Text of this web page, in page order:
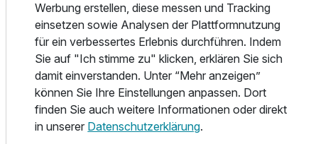
Die Region rund um Mirow begeistert mit vielfältigen
Ausflugsmöglichkeiten: Besuchen Sie die historische
Mirower Schlossinsel, entdecken Sie den nahegelegenen
Müritz-Nationalpark oder erkunden Sie die Seenlandschaft
bei einer Schifffahrt.
Ob entspannte Wellness-Auszeit, aktiver Natururlaub oder
erlebnisreiche Familienferien – das Aparthotel
Werbung erstellen, diese messen und Tracking
einsetzen sowie Analysen der Plattformnutzung
für ein verbessertes Erlebnis durchführen. Indem
Sie auf "Ich stimme zu" klicken, erklären Sie sich
damit einverstanden. Unter “Mehr anzeigen”
können Sie Ihre Einstellungen anpassen. Dort
finden Sie auch weitere Informationen oder direkt
in unserer Datenschutzerklärung.